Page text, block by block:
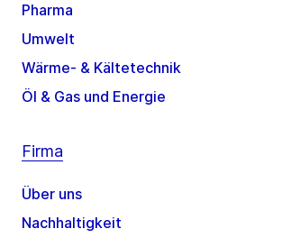
Pharma
Umwelt
Wärme- & Kältetechnik
Öl & Gas und Energie
Firma
Über uns
Nachhaltigkeit